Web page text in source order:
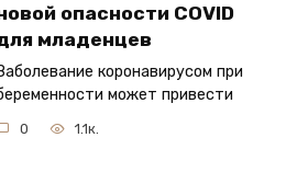
опасности COVID
младенцев
коронавирусом при
может привести
0 1.1к.